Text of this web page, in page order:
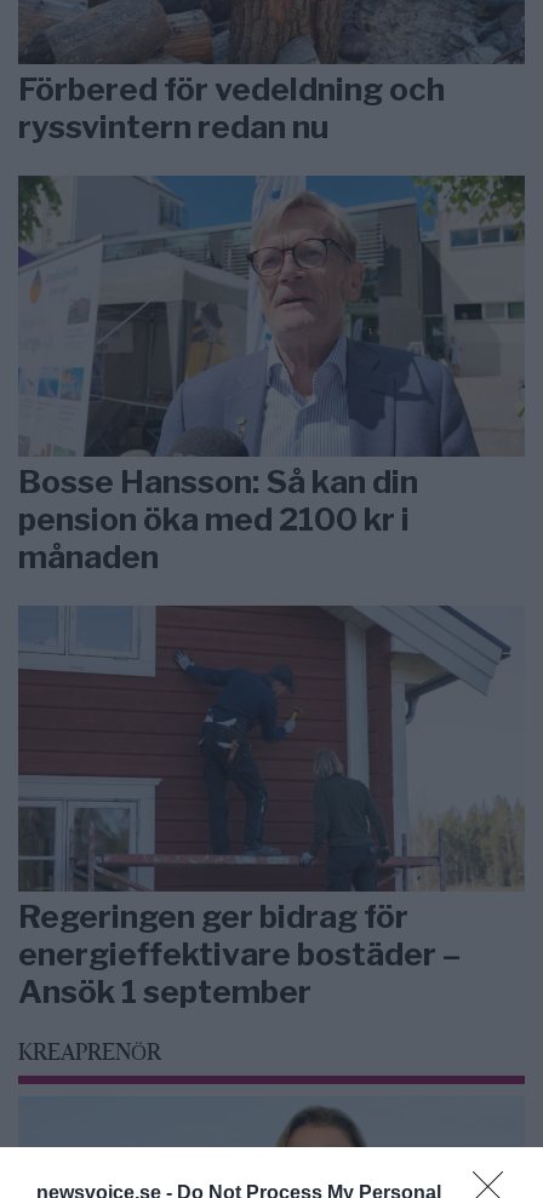
newsvoice.se - Do Not Process My Personal
Förbered för vedeldning och
ryssvintern redan nu
Bosse Hansson: Så kan din
pension öka med 2100 kr i
månaden
Regeringen ger bidrag för
energieffektivare bostäder –
Ansök 1 september
KREAPRENÖR